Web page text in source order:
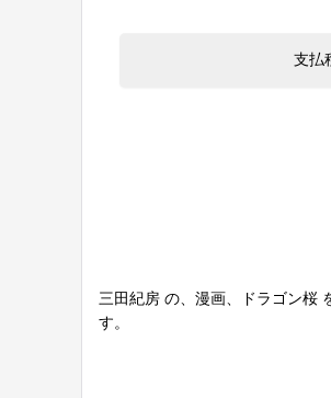
三田紀房 の、漫画、ドラゴン桜
す。